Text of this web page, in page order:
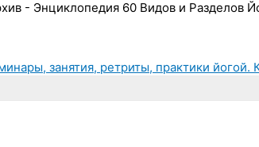
- Энциклопедия 60 Видов и
занятия, ретриты, практики йогой.